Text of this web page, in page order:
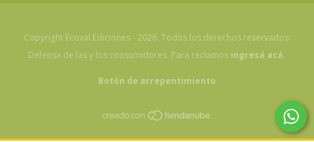
Copyright Ecoval Ediciones - 2026. Todos los derechos reservados.
Defensa de las y los consumidores. Para reclamos ingresá acá.
Botón de arrepentimiento